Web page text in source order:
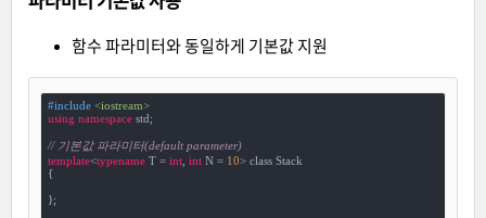
함수 파라미터와 동일하게 기본값 지원
#include <iostream>
using namespace std;
// 기본값 파라미터(default parameter)
template<typename T = int, int N = 10> class Stack
{
};